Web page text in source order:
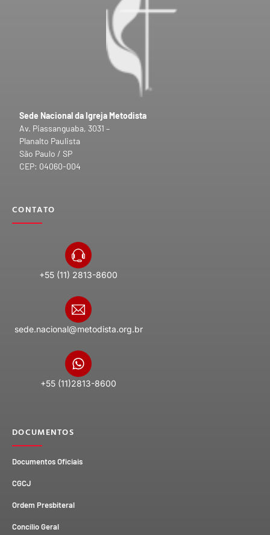
Sede Nacional da Igreja Metodista
Av. Piassanguaba, 3031 –
Planalto Paulista
São Paulo / SP
CEP: 04060-004
CONTATO
+55 (11) 2813-8600
sede.nacional@metodista.org.br
+55 (11)2813-8600
DOCUMENTOS
Documentos Oficiais
CGCJ
Ordem Presbiteral
Concílio Geral